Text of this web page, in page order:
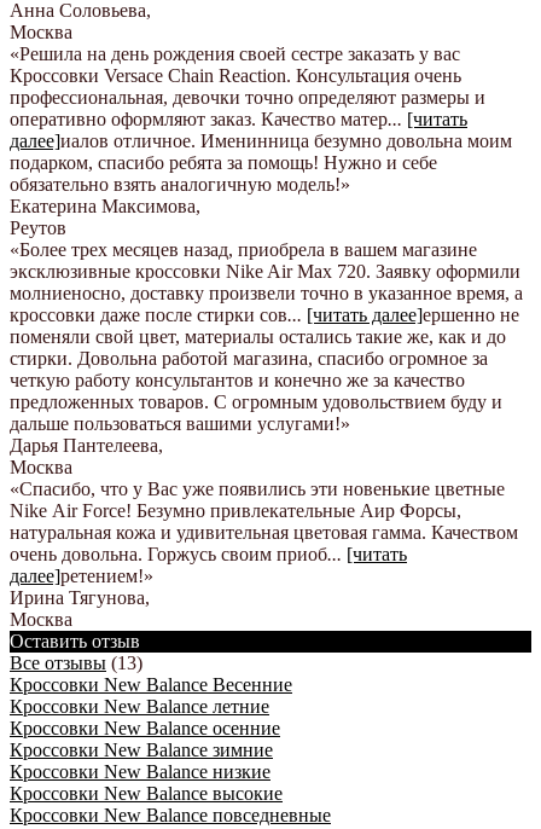
Анна Соловьева,
Москва
«Решила на день рождения своей сестре заказать у вас
Кроссовки Versace Chain Reaction. Консультация очень
профессиональная, девочки точно определяют размеры и
оперативно оформляют заказ. Качество матер... [читать
далее]иалов отличное. Именинница безумно довольна моим
подарком, спасибо ребята за помощь! Нужно и себе
обязательно взять аналогичную модель!»
Екатерина Максимова,
Реутов
«Более трех месяцев назад, приобрела в вашем магазине
эксклюзивные кроссовки Nike Air Max 720. Заявку оформили
молниеносно, доставку произвели точно в указанное время, а
кроссовки даже после стирки сов... [читать далее]ершенно не
поменяли свой цвет, материалы остались такие же, как и до
стирки. Довольна работой магазина, спасибо огромное за
четкую работу консультантов и конечно же за качество
предложенных товаров. С огромным удовольствием буду и
дальше пользоваться вашими услугами!»
Дарья Пантелеева,
Москва
«Спасибо, что у Вас уже появились эти новенькие цветные
Nike Аir Force! Безумно привлекательные Аир Форсы,
натуральная кожа и удивительная цветовая гамма. Качеством
очень довольна. Горжусь своим приоб... [читать
далее]ретением!»
Ирина Тягунова,
Москва
Оставить отзыв
Все отзывы (13)
Кроссовки New Balance Весенние
Кроссовки New Balance летние
Кроссовки New Balance осенние
Кроссовки New Balance зимние
Кроссовки New Balance низкие
Кроссовки New Balance высокие
Кроссовки New Balance повседневные